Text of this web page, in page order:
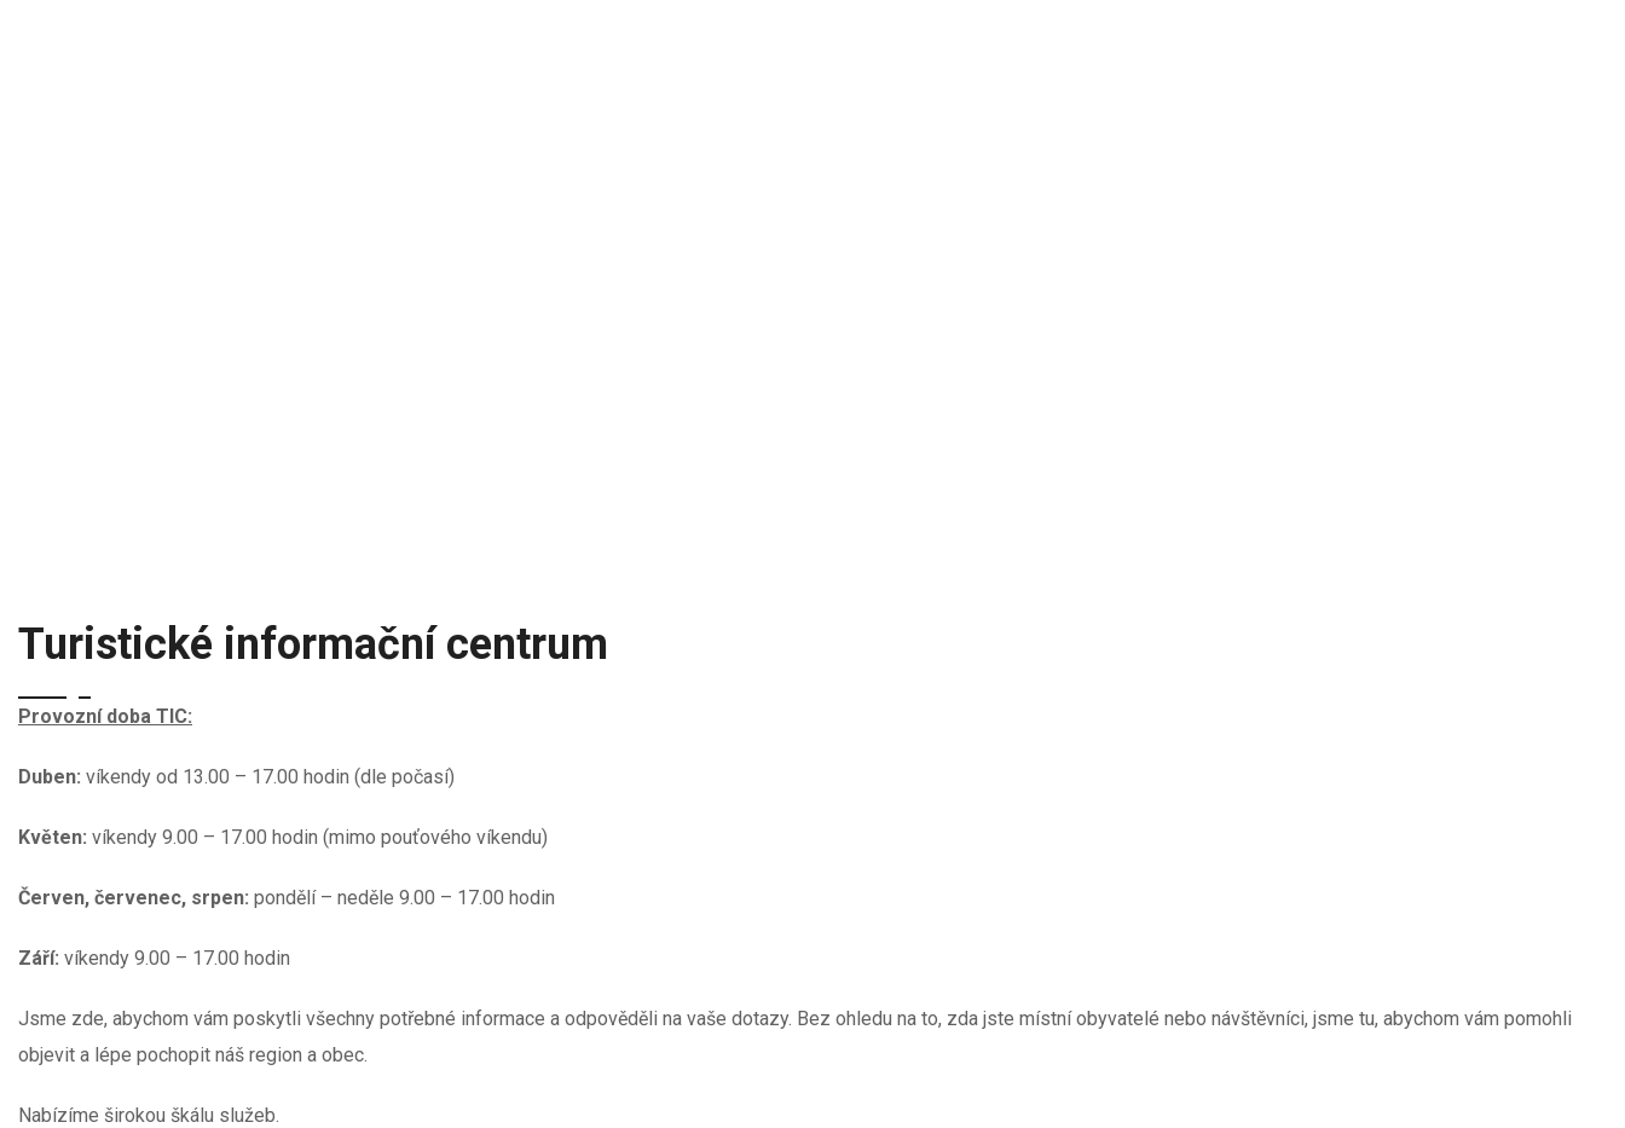
Turistické informační centrum
Provozní doba TIC:
Duben: víkendy od 13.00 – 17.00 hodin (dle počasí)
Květen: víkendy 9.00 – 17.00 hodin (mimo pouťového víkendu)
Červen, červenec, srpen: pondělí – neděle 9.00 – 17.00 hodin
Září: víkendy 9.00 – 17.00 hodin
Jsme zde, abychom vám poskytli všechny potřebné informace a odpověděli na vaše dotazy. Bez ohledu na to, zda jste místní obyvatelé nebo návštěvníci, jsme tu, abychom vám pomohli
objevit a lépe pochopit náš region a obec.
Nabízíme širokou škálu služeb.